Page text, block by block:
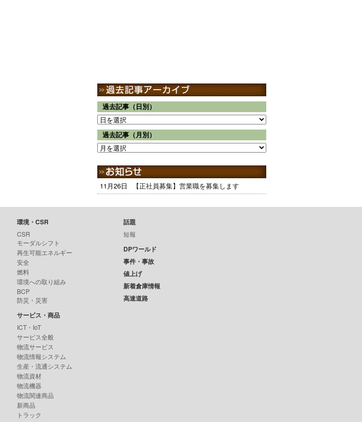
過去記事（日別）
過去記事（月別）
11月26日 【正社員募集】営業職を募集します
環境・CSR
CSR
モーダルシフト
再生可能エネルギー
安全
燃料
環境への取り組み
BCP
防災・災害
サービス・商品
ICT・IoT
サービス全般
物流サービス
物流情報システム
生産・流通システム
物流資材
物流機器
物流関連商品
新商品
トラック
話題
短報
DPワールド
事件・事故
値上げ
新着倉庫情報
高速道路